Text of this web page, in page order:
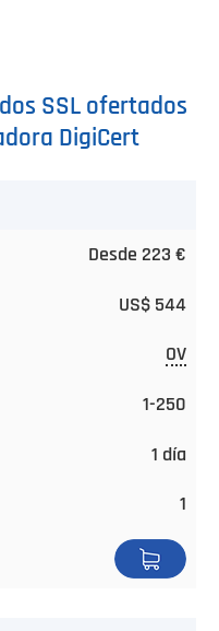
SSL ofertados
DigiCert
Desde 223 €
US$ 544
OV
1-250
1 día
1